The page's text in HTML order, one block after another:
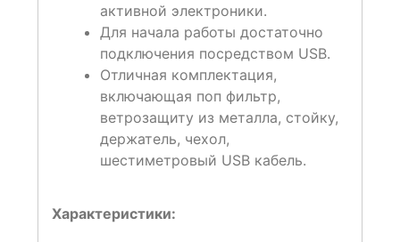
активной электроники.
Для начала работы достаточно
подключения посредством USB.
Отличная комплектация,
включающая поп фильтр,
ветрозащиту из металла, стойку,
держатель, чехол,
шестиметровый USB кабель.
Характеристики: